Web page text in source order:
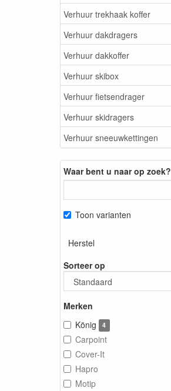
Verhuur trekhaak koffer
Verhuur dakdragers
Verhuur dakkoffer
Verhuur skibox
Verhuur fietsendrager
Verhuur skidragers
Verhuur sneeuwkettingen
Waar bent u naar op zoek?
Toon varianten
Herstel
Sorteer op
Merken
König
4
Carpoint
Cover-It
Hapro
Motip